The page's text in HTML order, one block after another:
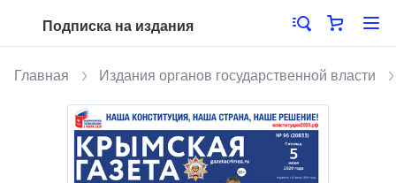
Подписка на издания
Главная Издания органов государственной власти